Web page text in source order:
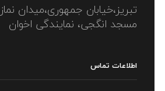
تبریز،خیابان جمهوری،میدان
مسجد انگجی، نمایندگی اخوان
اطلاعات تماس